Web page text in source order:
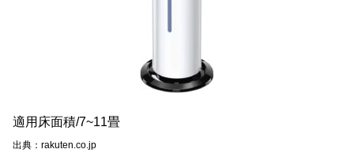
適用床面積/7~11畳
出典：rakuten.co.jp